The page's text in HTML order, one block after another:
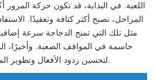
اللعبة. في البداية، قد تكون حركة المرور
المراحل، تصبح أكثر كثافة وتعقيدًا.
مثل تلك التي تمنح الدجاجة سرعة
حاسمة في المواقف الصعبة. وأخيرًا،